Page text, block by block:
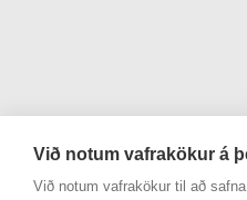
Þjónusta
Afhendingarmöguleikar
Við notum vafrakökur á
Við notum vafrakökur til að